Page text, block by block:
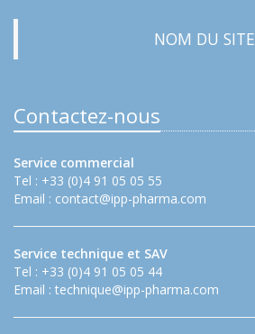
NOM DU SITE
Contactez-nous
Service commercial
Tel : +33 (0)4 91 05 05 55
Email : contact@ipp-pharma.com
Service technique et SAV
Tel : +33 (0)4 91 05 05 44
Email : technique@ipp-pharma.com